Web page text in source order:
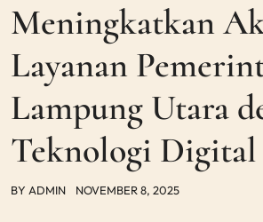
Meningkatkan
Layanan
Lampung Utara
Teknologi Digital
BY ADMIN NOVEMBER 8, 2025